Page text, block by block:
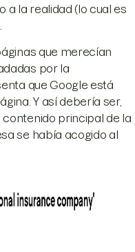
a la realidad (lo cual es
que merecían
por la
que Google está
Y así debería ser,
principal de la
se había acogido al